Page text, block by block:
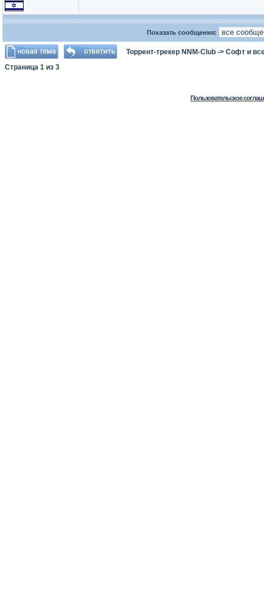
Показать сообщения:
Торрент-трекер NNM-Club -> Софт и
Страница 1 из 3
Пользовательское